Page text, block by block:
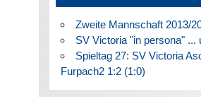
Zweite Mannschaft 2013/
SV Victoria "in persona" ...
Spieltag 27: SV Victoria
Furpach2 1:2 (1:0)